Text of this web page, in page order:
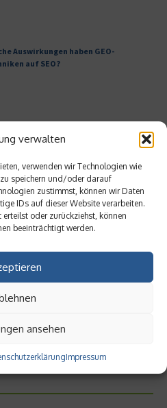
verwalten
verwenden wir Technologien wie
speichern und/oder darauf
zustimmst, können wir Daten
IDs auf dieser Website verarbeiten.
oder zurückziehst, können
beeinträchtigt werden.
ansehen
Impressum
Auswirkungen haben GEO-
auf SEO?
KI im IT-Service-Management
ist Cloud-Hosting für die Industrie